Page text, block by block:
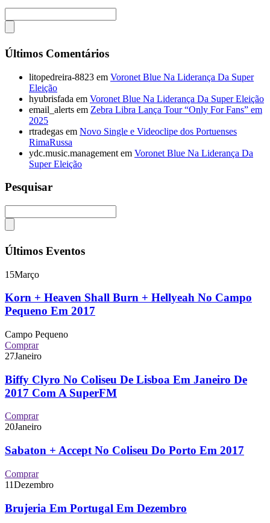
Últimos Comentários
litopedreira-8823 em Voronet Blue Na Liderança Da Super
Eleição
hyubrisfada em Voronet Blue Na Liderança Da Super Eleição
email_alerts em Zebra Libra Lança Tour “Only For Fans” em
2025
rtradegas em Novo Single e Videoclipe dos Portuenses
RimaRussa
ydc.music.management em Voronet Blue Na Liderança Da
Super Eleição
Pesquisar
Últimos Eventos
15Março
Korn + Heaven Shall Burn + Hellyeah No Campo
Pequeno Em 2017
Campo Pequeno
Comprar
27Janeiro
Biffy Clyro No Coliseu De Lisboa Em Janeiro De
2017 Com A SuperFM
Comprar
20Janeiro
Sabaton + Accept No Coliseu Do Porto Em 2017
Comprar
11Dezembro
Brujeria Em Portugal Em Dezembro